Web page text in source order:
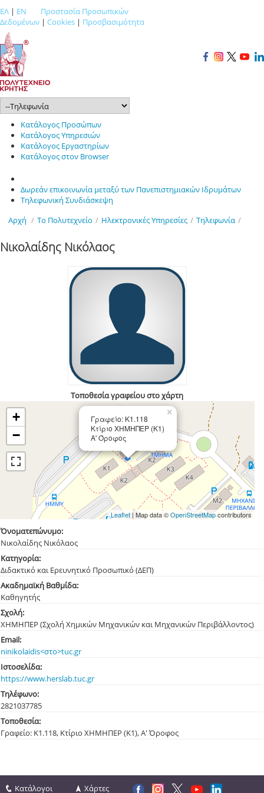
ΕΛ | EN
Προστασία Προσωπικών
Δεδομένων | Cookies | Προσβασιμότητα
Κατάλογος Προσώπων
Κατάλογος Υπηρεσιών
Κατάλογος Εργαστηρίων
Κατάλογος στον Browser
Δωρεάν επικοινωνία μεταξύ των Πανεπιστημιακών Ιδρυμάτων
Τηλεφωνική Συνδιάσκεψη
Αρχή / Το Πολυτεχνείο / Ηλεκτρονικές Υπηρεσίες / Τηλεφωνία /
Νικολαίδης Νικόλαος
Τοποθεσία γραφείου στο χάρτη
Γραφείο: Κ1.118
Κτίριο ΧΗΜΗΠΕΡ (Κ1)
Α' Όροφος
×
+
−
Leaflet| Map data ©OpenStreetMapcontributors
Όνοματεπώνυμο:
Νικολαίδης Νικόλαος
Κατηγορία:
Διδακτικό και Ερευνητικό Προσωπικό (ΔΕΠ)
Ακαδημαϊκή Βαθμίδα:
Καθηγητής
Σχολή:
ΧΗΜΗΠΕΡ (Σχολή Χημικών Μηχανικών και Μηχανικών Περιβάλλοντος)
Email:
ninikolaidis<στο>tuc.gr
Ιστοσελίδα:
https://www.herslab.tuc.gr
Τηλέφωνο:
2821037785
Τοποθεσία:
Γραφείο: Κ1.118, Κτίριο ΧΗΜΗΠΕΡ (Κ1), Α' Όροφος
Κατάλογοι Χάρτες